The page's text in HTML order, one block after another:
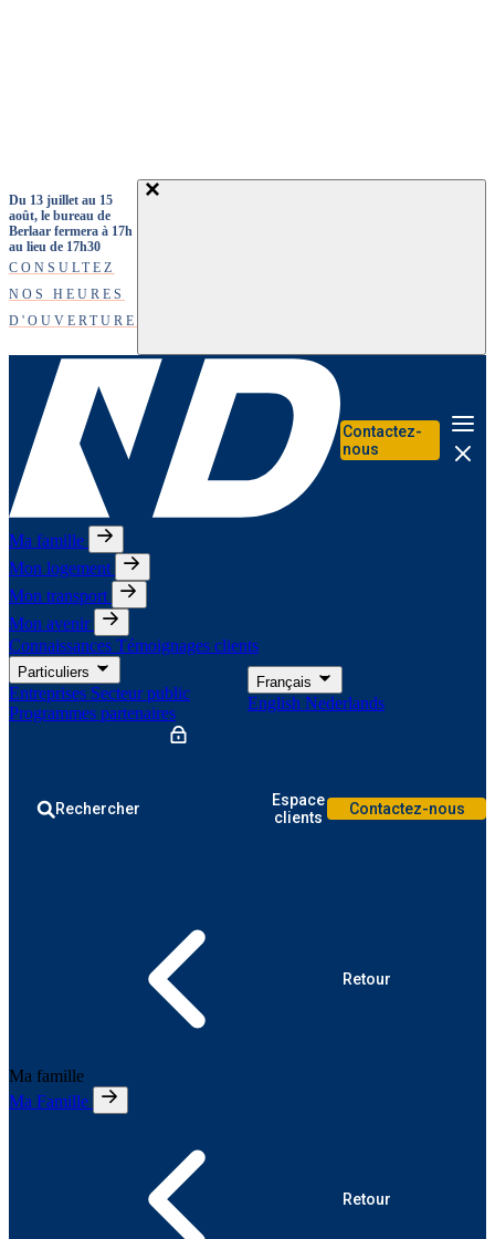
Du 13 juillet au 15
août, le bureau de
Berlaar fermera à 17h
au lieu de 17h30
CONSULTEZ
NOS HEURES
D'OUVERTURE
Contactez-
nous
Ma famille
Mon logement
Mon transport
Mon avenir
Connaissances Témoignages clients
Particuliers
Entreprises Secteur public
Programmes partenaires
Français
English Nederlands
Rechercher
Espace
clients
Contactez-nous
Retour
Ma famille
Ma Famille
Retour